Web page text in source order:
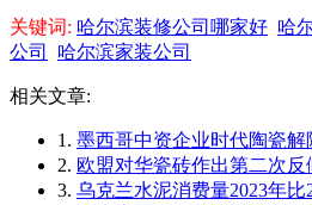
关键词: 哈尔滨装修公司哪家好 哈
公司
哈尔滨家装公司
相关文章:
1. 墨西哥中资企业时代陶瓷解
2. 欧盟对华瓷砖作出第二次反
3. 乌克兰水泥消费量2023年比